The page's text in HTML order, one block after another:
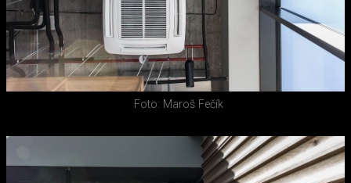
Foto: Maroš Fečík